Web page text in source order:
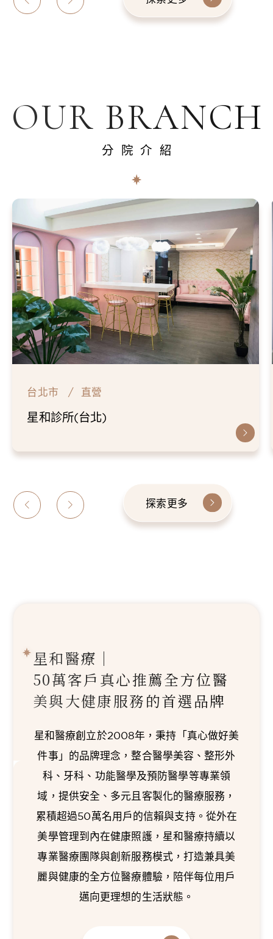
OUR BRANCH
分院介紹
台北市 直營
星和診所(台北)
探索更多
星和醫療｜
50萬客戶真心推薦全方位醫
美與大健康服務的首選品牌
星和醫療創立於2008年，秉持「真心做好美
件事」的品牌理念，整合醫學美容、整形外
科、牙科、功能醫學及預防醫學等專業領
域，提供安全、多元且客製化的醫療服務，
累積超過50萬名用戶的信賴與支持。從外在
美學管理到內在健康照護，星和醫療持續以
專業醫療團隊與創新服務模式，打造兼具美
麗與健康的全方位醫療體驗，陪伴每位用戶
邁向更理想的生活狀態。